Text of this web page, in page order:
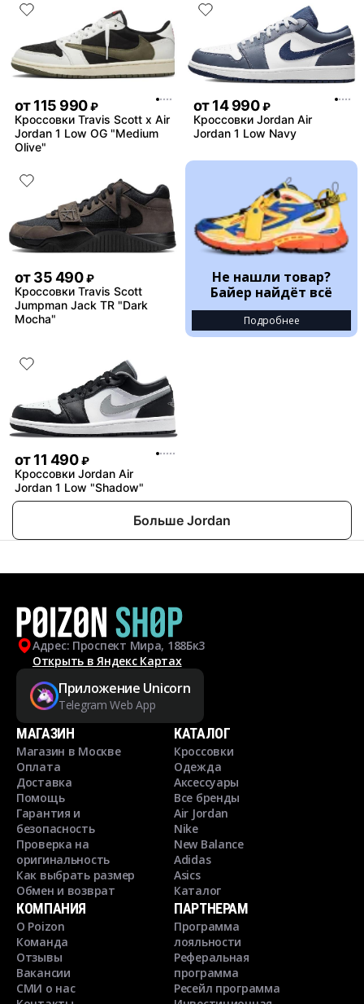
от115 990 ₽
Кроссовки Travis Scott x Air
Jordan 1 Low OG "Medium
Olive"
от14 990 ₽
Кроссовки Jordan Air
Jordan 1 Low Navy
от35 490 ₽
Кроссовки Travis Scott
Jumpman Jack TR "Dark
Mocha"
Не нашли товар?
Байер найдёт всё
Подробнее
от11 490 ₽
Кроссовки Jordan Air
Jordan 1 Low "Shadow"
Больше Jordan
Адрес: Проспект Мира, 188Бк3
Открыть в Яндекс Картах
Приложение Unicorn
Telegram Web App
МАГАЗИН
Магазин в Москве
Оплата
Доставка
Помощь
Гарантия и
безопасность
Проверка на
оригинальность
Как выбрать размер
Обмен и возврат
КАТАЛОГ
Кроссовки
Одежда
Аксессуары
Все бренды
Air Jordan
Nike
New Balance
Adidas
Asics
Каталог
КОМПАНИЯ
О Poizon
Команда
Отзывы
Вакансии
СМИ о нас
ПАРТНЕРАМ
Программа
лояльности
Реферальная
программа
Ресейл программа